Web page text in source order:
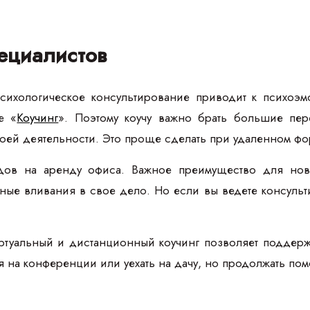
консультирование приводит к
«Коучинг». Поэтому коучу важно брать большие
деятельности. Это проще сделать при удаленном
на аренду офиса. Важное преимущество для
вливания в свое дело. Но если вы ведете
и дистанционный коучинг позволяет
на конференции или уехать на дачу, но продолжать